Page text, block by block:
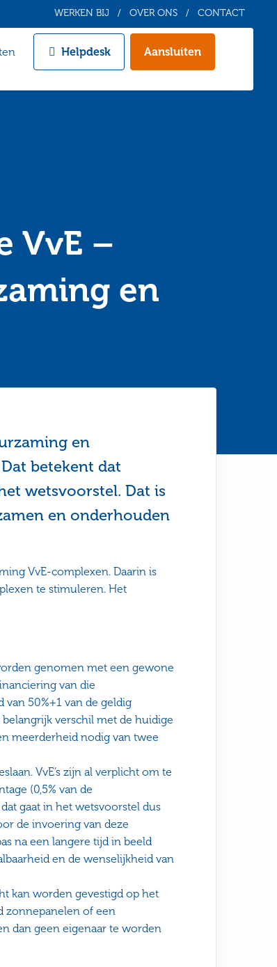
Helpdesk Aansluiten
WERKEN BIJ OVER ONS CONTACT
VvE –
en
en
betekent dat
wetsvoorstel. Dat is
en onderhouden
VvE-complexen. Daarin is
te stimuleren. Het
genomen met een gewone
van die
50%+1 van de geldig
verschil met de huidige
meerderheid nodig van twee
VvE’s zijn al verplicht om te
(0,5% van de
gaat in het wetsvoorstel dus
de invoering van deze
na een langere tijd in beeld
en de wenselijkheid van
kan worden gevestigd op het
zonnepanelen of een
dan geen eigenaar te worden